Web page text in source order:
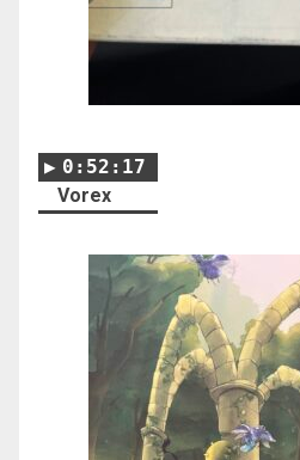
0:52:17
Vorex